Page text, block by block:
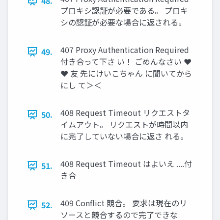
プロキシ認証が必要である。 プロキ
シの認証が必要な場合に返される。
49.
407 Proxy Authentication Required
付き合って下さ い！ ごめんなさい ❤
❤ 友 先にけいこちゃん に聞いてから
にし て＞＜
50.
408 Request Timeout リクエストタ
イムアウト。 リクエストが時間以内
に完了していない場合に返さ れる。
51.
408 Request Timeout はよいえ ....付
き合
52.
409 Conflict 競合。 要求は現在のリ
ソースと競合するので完了できな